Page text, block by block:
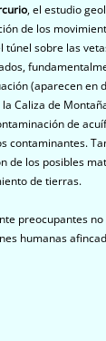
, el estudio
de los
túnel sobre las
(aparecen en
Caliza de
de
contaminantes.
de los posibles
de tierras.
preocupantes
humanas